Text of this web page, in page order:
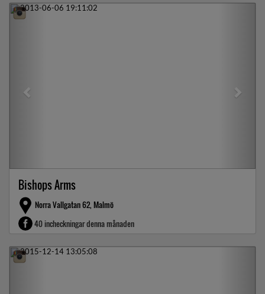
Previous
Bishops Arms
Norra Vallgatan 62, Malmö
40 incheckningar denna månaden
Previous